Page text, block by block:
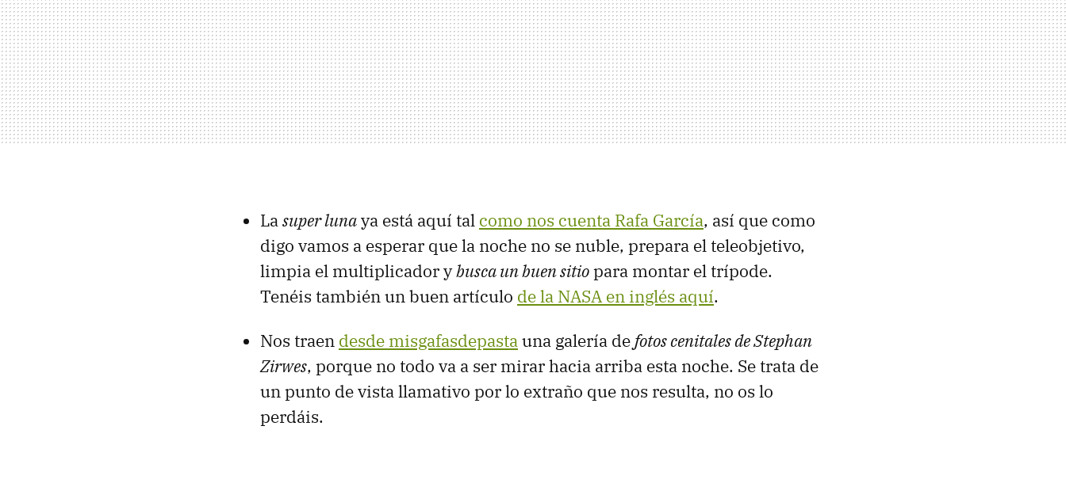
Lasuper lunaya está aquí tal como nos cuenta Rafa García, así que como
digo vamos a esperar que la noche no se nuble, prepara el teleobjetivo,
limpia el multiplicador ybusca un buen sitiopara montar el trípode.
Tenéis también un buen artículo de la NASA en inglés aquí.
Nos traen desde misgafasdepastauna galería defotos cenitales de Stephan
Zirwes, porque no todo va a ser mirar hacia arriba esta noche. Se trata de
un punto de vista llamativo por lo extraño que nos resulta, no os lo
perdáis.